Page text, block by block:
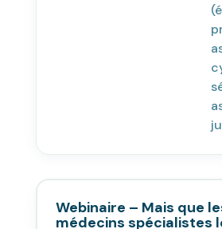
Webinaire – Mais que
médecins spécialistes